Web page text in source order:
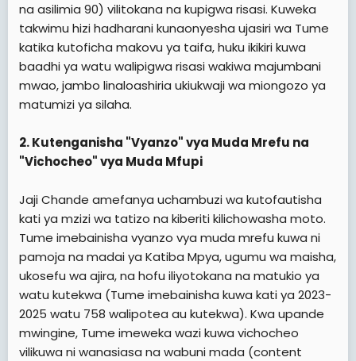
na asilimia 90) vilitokana na kupigwa risasi. Kuweka
takwimu hizi hadharani kunaonyesha ujasiri wa Tume
katika kutoficha makovu ya taifa, huku ikikiri kuwa
baadhi ya watu walipigwa risasi wakiwa majumbani
mwao, jambo linaloashiria ukiukwaji wa miongozo ya
matumizi ya silaha.
2. Kutenganisha "Vyanzo" vya Muda Mrefu na
"Vichocheo" vya Muda Mfupi
Jaji Chande amefanya uchambuzi wa kutofautisha
kati ya mzizi wa tatizo na kiberiti kilichowasha moto.
Tume imebainisha vyanzo vya muda mrefu kuwa ni
pamoja na madai ya Katiba Mpya, ugumu wa maisha,
ukosefu wa ajira, na hofu iliyotokana na matukio ya
watu kutekwa (Tume imebainisha kuwa kati ya 2023-
2025 watu 758 walipotea au kutekwa). Kwa upande
mwingine, Tume imeweka wazi kuwa vichocheo
vilikuwa ni wanasiasa na wabuni mada (content